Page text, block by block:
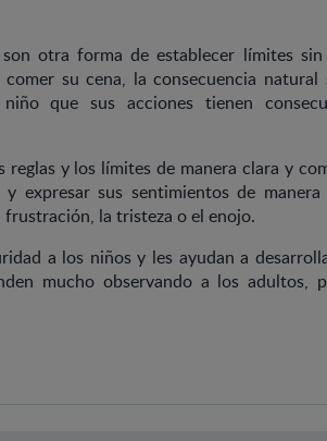
son otra forma de establecer límites
su cena, la consecuencia natural
que sus acciones tienen
y los límites de manera clara y
sus sentimientos de manera
la tristeza o el enojo.
a los niños y les ayudan a
mucho observando a los